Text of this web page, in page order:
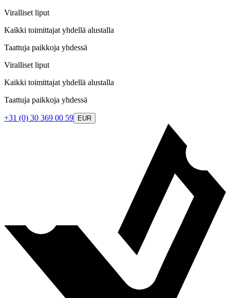
Viralliset liput
Kaikki toimittajat yhdellä alustalla
Taattuja paikkoja yhdessä
Viralliset liput
Kaikki toimittajat yhdellä alustalla
Taattuja paikkoja yhdessä
+31 (0) 30 369 00 59 EUR